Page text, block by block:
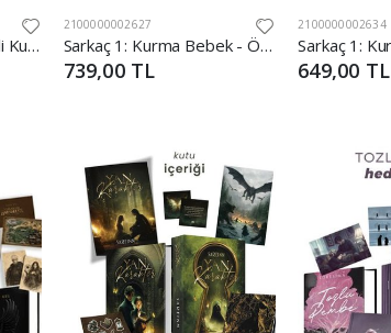
Aykırı Kıyılar 1 - Hediyeli Kutu (Ciltli)
2100000002627
Sarkaç 1: Kurma Bebek - Özel Baskı Hediyeli Kutu
739,00 TL
2100000002634
649,00 TL